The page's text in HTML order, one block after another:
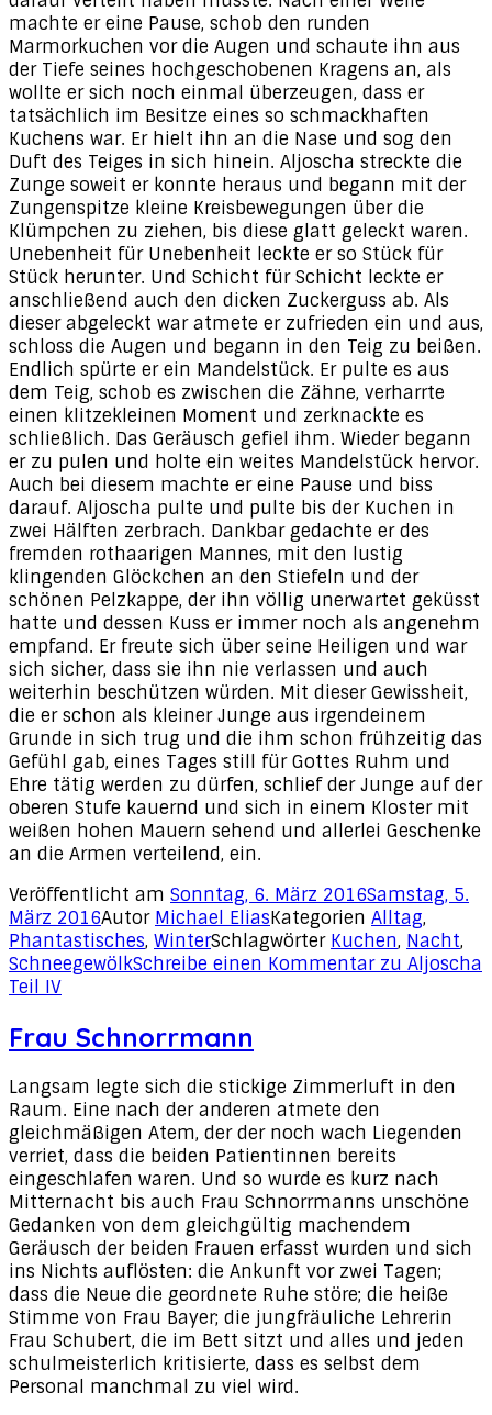
machte er eine Pause, schob den runden
Marmorkuchen vor die Augen und schaute ihn aus
der Tiefe seines hochgeschobenen Kragens an, als
wollte er sich noch einmal überzeugen, dass er
tatsächlich im Besitze eines so schmackhaften
Kuchens war. Er hielt ihn an die Nase und sog den
Duft des Teiges in sich hinein. Aljoscha streckte die
Zunge soweit er konnte heraus und begann mit der
Zungenspitze kleine Kreisbewegungen über die
Klümpchen zu ziehen, bis diese glatt geleckt waren.
Unebenheit für Unebenheit leckte er so Stück für
Stück herunter. Und Schicht für Schicht leckte er
anschließend auch den dicken Zuckerguss ab. Als
dieser abgeleckt war atmete er zufrieden ein und aus,
schloss die Augen und begann in den Teig zu beißen.
Endlich spürte er ein Mandelstück. Er pulte es aus
dem Teig, schob es zwischen die Zähne, verharrte
einen klitzekleinen Moment und zerknackte es
schließlich. Das Geräusch gefiel ihm. Wieder begann
er zu pulen und holte ein weites Mandelstück hervor.
Auch bei diesem machte er eine Pause und biss
darauf. Aljoscha pulte und pulte bis der Kuchen in
zwei Hälften zerbrach. Dankbar gedachte er des
fremden rothaarigen Mannes, mit den lustig
klingenden Glöckchen an den Stiefeln und der
schönen Pelzkappe, der ihn völlig unerwartet geküsst
hatte und dessen Kuss er immer noch als angenehm
empfand. Er freute sich über seine Heiligen und war
sich sicher, dass sie ihn nie verlassen und auch
weiterhin beschützen würden. Mit dieser Gewissheit,
die er schon als kleiner Junge aus irgendeinem
Grunde in sich trug und die ihm schon frühzeitig das
Gefühl gab, eines Tages still für Gottes Ruhm und
Ehre tätig werden zu dürfen, schlief der Junge auf der
oberen Stufe kauernd und sich in einem Kloster mit
weißen hohen Mauern sehend und allerlei Geschenke
an die Armen verteilend, ein.
Veröffentlicht am Sonntag, 6. März 2016Samstag, 5.
März 2016Autor Michael EliasKategorien Alltag,
Phantastisches, WinterSchlagwörter Kuchen, Nacht,
SchneegewölkSchreibe einen Kommentarzu Aljoscha
Teil IV
Frau Schnorrmann
Langsam legte sich die stickige Zimmerluft in den
Raum. Eine nach der anderen atmete den
gleichmäßigen Atem, der der noch wach Liegenden
verriet, dass die beiden Patientinnen bereits
eingeschlafen waren. Und so wurde es kurz nach
Mitternacht bis auch Frau Schnorrmanns unschöne
Gedanken von dem gleichgültig machendem
Geräusch der beiden Frauen erfasst wurden und sich
ins Nichts auflösten: die Ankunft vor zwei Tagen;
dass die Neue die geordnete Ruhe störe; die heiße
Stimme von Frau Bayer; die jungfräuliche Lehrerin
Frau Schubert, die im Bett sitzt und alles und jeden
schulmeisterlich kritisierte, dass es selbst dem
Personal manchmal zu viel wird.